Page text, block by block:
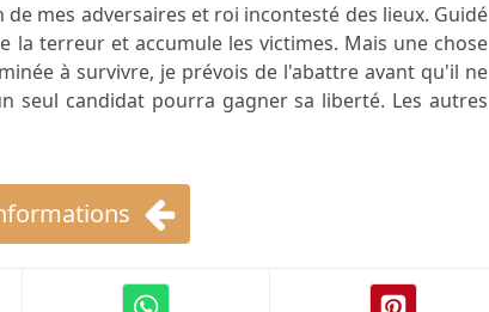
mes adversaires et roi incontesté des lieux. Guidé
la terreur et accumule les victimes. Mais une chose
à survivre, je prévois de l'abattre avant qu'il ne
seul candidat pourra gagner sa liberté. Les autres